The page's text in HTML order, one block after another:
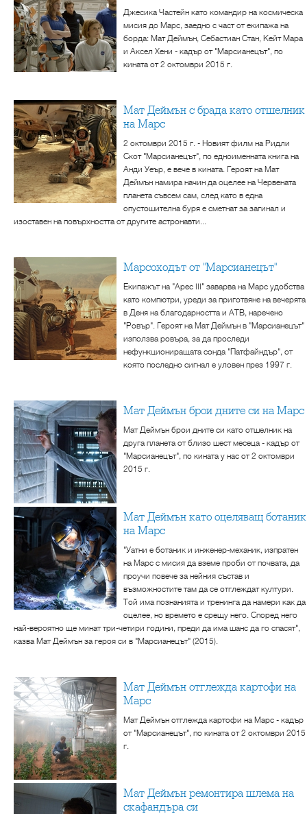
Джесика Частейн като командир на космическа
мисия до Марс, заедно с част от екипажа на
борда: Мат Деймън, Себастиан Стан, Кейт Мара
и Аксел Хени - кадър от "Марсианецът", по
кината от 2 октомври 2015 г.
Мат Деймън с брада като отшелник
на Марс
2 октомври 2015 г. - Новият филм на Ридли
Скот "Марсианецът", по едноименната книга на
Анди Уеър, е вече в кината. Героят на Мат
Деймън намира начин да оцелее на Червената
планета съвсем сам, след като в една
опустошителна буря е сметнат за загинал и
изоставен на повърхността от другите астронавти...
Марсоходът от "Марсианецът"
Екипажът на "Арес III" заварва на Марс удобства
като компютри, уреди за приготвяне на вечерята
в Деня на благодарността и АТВ, наречено
"Ровър". Героят на Мат Деймън в "Марсианецът"
използва ровъра, за да проследи
нефункциониращата сонда "Патфайндър", от
която последно сигнал е уловен през 1997 г.
Мат Деймън брои дните си на Марс
Мат Деймън брои дните си като отшелник на
друга планета от близо шест месеца - кадър от
"Марсианецът", по кината у нас от 2 октомври
2015 г.
Мат Деймън като оцеляващ ботаник
на Марс
"Уатни е ботаник и инженер-механик, изпратен
на Марс с мисия да вземе проби от почвата, да
проучи повече за нейния състав и
възможностите там да се отглеждат култури.
Той има познанията и тренинга да намери как да
оцелее, но времето е срещу него. Според него
най-вероятно ще минат три-четири години, преди да има шанс да го спасят",
казва Мат Деймън за героя си в "Марсианецът" (2015).
Мат Деймън отглежда картофи на
Марс
Мат Деймън отглежда картофи на Марс - кадър
от "Марсианецът", по кината от 2 октомври 2015
г.
Мат Деймън ремонтира шлема на
скафандъра си